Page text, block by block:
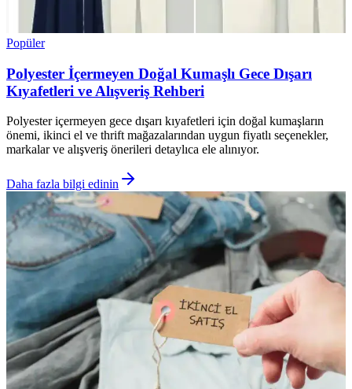
Popüler
Polyester İçermeyen Doğal Kumaşlı Gece Dışarı
Kıyafetleri ve Alışveriş Rehberi
Polyester içermeyen gece dışarı kıyafetleri için doğal kumaşların
önemi, ikinci el ve thrift mağazalarından uygun fiyatlı seçenekler,
markalar ve alışveriş önerileri detaylıca ele alınıyor.
Daha fazla bilgi edinin